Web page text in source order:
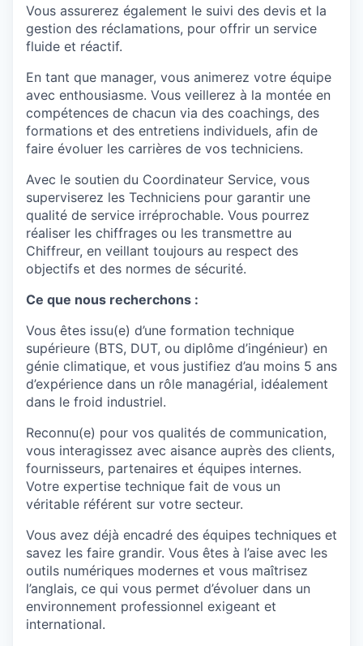
Vous assurerez également le suivi des devis et la
gestion des réclamations, pour offrir un service
fluide et réactif.
En tant que manager, vous animerez votre équipe
avec enthousiasme. Vous veillerez à la montée en
compétences de chacun via des coachings, des
formations et des entretiens individuels, afin de
faire évoluer les carrières de vos techniciens.
Avec le soutien du Coordinateur Service, vous
superviserez les Techniciens pour garantir une
qualité de service irréprochable. Vous pourrez
réaliser les chiffrages ou les transmettre au
Chiffreur, en veillant toujours au respect des
objectifs et des normes de sécurité.
Ce que nous recherchons :
Vous êtes issu(e) d’une formation technique
supérieure (BTS, DUT, ou diplôme d’ingénieur) en
génie climatique, et vous justifiez d’au moins 5 ans
d’expérience dans un rôle managérial, idéalement
dans le froid industriel.
Reconnu(e) pour vos qualités de communication,
vous interagissez avec aisance auprès des clients,
fournisseurs, partenaires et équipes internes.
Votre expertise technique fait de vous un
véritable référent sur votre secteur.
Vous avez déjà encadré des équipes techniques et
savez les faire grandir. Vous êtes à l’aise avec les
outils numériques modernes et vous maîtrisez
l’anglais, ce qui vous permet d’évoluer dans un
environnement professionnel exigeant et
international.